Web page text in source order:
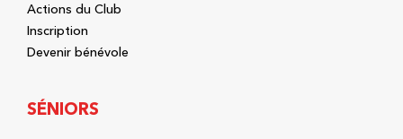
Actions du Club
Inscription
Devenir bénévole
SÉNIORS